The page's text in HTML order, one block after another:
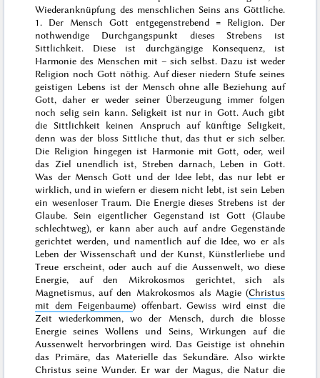
Wiederanknüpfung des menschlichen Seins ans Göttliche.
1. Der Mensch Gott entgegenstrebend = Religion. Der
nothwendige Durchgangspunkt dieses Strebens ist
Sittlichkeit. Diese ist durchgängige Konsequenz, ist
Harmonie des Menschen mit – sich selbst. Dazu ist weder
Religion noch Gott nöthig. Auf dieser niedern Stufe seines
geistigen Lebens ist der Mensch ohne alle Beziehung auf
Gott, daher er weder seiner Überzeugung immer folgen
noch selig sein kann. Seligkeit ist nur in Gott. Auch gibt
die Sittlichkeit keinen Anspruch auf künftige Seligkeit,
denn was der bloss Sittliche thut, das thut er sich selber.
Die Religion hingegen ist Harmonie mit Gott, oder, weil
das Ziel unendlich ist, Streben darnach, Leben in Gott.
Was der Mensch Gott und der Idee lebt, das nur lebt er
wirklich, und in wiefern er diesem nicht lebt, ist sein Leben
ein wesenloser Traum. Die Energie dieses Strebens ist der
Glaube. Sein eigentlicher Gegenstand ist Gott (Glaube
schlechtweg), er kann aber auch auf andre Gegenstände
gerichtet werden, und namentlich auf die Idee, wo er als
Leben der Wissenschaft und der Kunst, Künstlerliebe und
Treue erscheint, oder auch auf die Aussenwelt, wo diese
Energie, auf den Mikrokosmos gerichtet, sich als
Magnetismus, auf den Makrokosmos als Magie (Christus
mit dem Feigenbaume) offenbart. Gewiss wird einst die
Zeit wiederkommen, wo der Mensch, durch die blosse
Energie seines Wollens und Seins, Wirkungen auf die
Aussenwelt hervorbringen wird. Das Geistige ist ohnehin
das Primäre, das Materielle das Sekundäre. Also wirkte
Christus seine Wunder. Er war der Magus, die Natur die